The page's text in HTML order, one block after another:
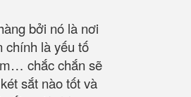
bởi nó là nơi
chính là yếu tố
chắc chắn sẽ
sắt nào tốt và